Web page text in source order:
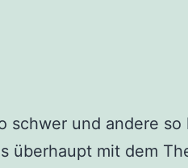
schwer und andere
überhaupt mit dem